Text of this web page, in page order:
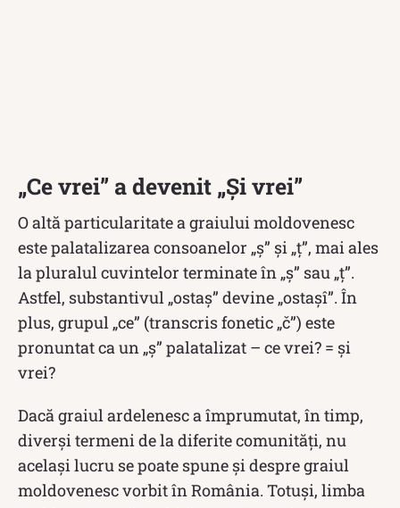
„Ce vrei” a devenit „Și vrei”
O altă particularitate a graiului moldovenesc
este palatalizarea consoanelor „ș” și „ț”, mai ales
la pluralul cuvintelor terminate în „ş” sau „ţ”.
Astfel, substantivul „ostaș” devine „ostaşî”. În
plus, grupul „ce” (transcris fonetic „č”) este
pronuntat ca un „ş” palatalizat – ce vrei? = şi
vrei?
Dacă graiul ardelenesc a împrumutat, în timp,
diverşi termeni de la diferite comunităţi, nu
același lucru se poate spune și despre graiul
moldovenesc vorbit în România. Totuși, limba